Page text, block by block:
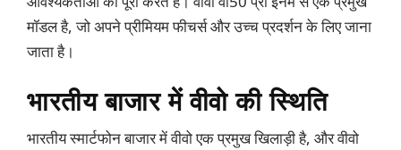
मॉडल है, जो अपने प्रीमियम फीचर्स और उच्च प्रदर्शन के लिए जाना
जाता है।
भारतीय बाजार में वीवो की स्थिति
भारतीय स्मार्टफोन बाजार में वीवो एक प्रमुख खिलाड़ी है, और वीवो